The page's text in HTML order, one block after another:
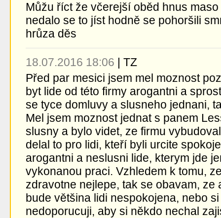
Můžu říct že včerejší oběd hnus
nedalo se to jíst hodně se pohoršili
hrůza děs
18.07.2016 18:06 | TZ
Před par mesici jsem mel moznost
byt lide od této firmy arogantni a
se tyce domluvy a slusneho jednani,
Mel jsem moznost jednat s panem
slusny a bylo videt, ze firmu
delal to pro lidi, kteří byli urcite
arogantni a neslusni lide, kterym jde
vykonanou praci. Vzhledem k tomu,
zdravotne nejlepe, tak se obavam, ze
bude většina lidi nespokojena, nebo
nedoporucuji, aby si někdo nechal